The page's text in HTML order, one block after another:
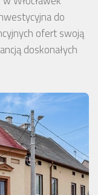
do
ofert swoją
doskonałych